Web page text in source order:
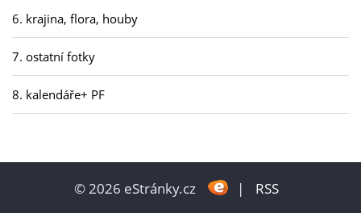
6. krajina, flora, houby
7. ostatní fotky
8. kalendáře+ PF
© 2026 eStránky.cz | RSS